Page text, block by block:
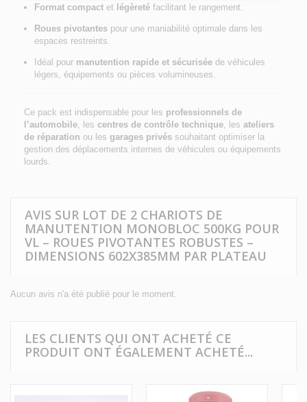
Format compact et légèreté facilitant le rangement.
Roues pivotantes pour une maniabilité optimale dans les
espaces restreints.
Idéal pour manutention rapide et sécurisée de véhicules
légers, équipements ou pièces volumineuses.
Ce pack est indispensable pour les professionnels de
l’automobile , les centres de contrôle technique , les ateliers
de réparation ou les garages privés souhaitant optimiser la
gestion des déplacements internes de véhicules ou équipements
lourds.
AVIS SUR LOT DE 2 CHARIOTS DE
MANUTENTION MONOBLOC 500KG POUR
VL – ROUES PIVOTANTES ROBUSTES –
DIMENSIONS 602X385MM PAR PLATEAU
Aucun avis n'a été publié pour le moment.
LES CLIENTS QUI ONT ACHETÉ CE
PRODUIT ONT ÉGALEMENT ACHETÉ...